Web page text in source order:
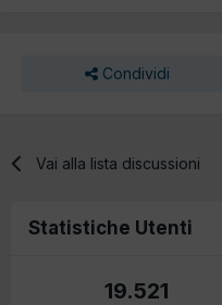
Condividi
Vai alla lista discussioni
Statistiche Utenti
19.521